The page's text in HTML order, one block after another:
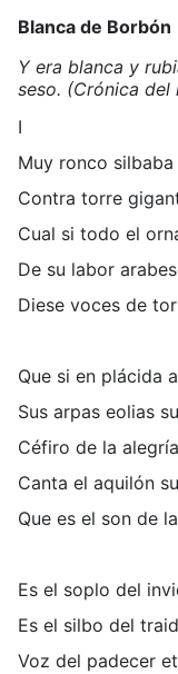
Blanca de Borbón
Y era blanca y
seso. (Crónica del
I
Muy ronco
Contra torre
Cual si todo el
De su labor
Diese voces de
Que si en plácida
Sus arpas eolias
Céfiro de la
Canta el aquilón
Que es el son de
Es el soplo del
Es el silbo del
Voz del padecer